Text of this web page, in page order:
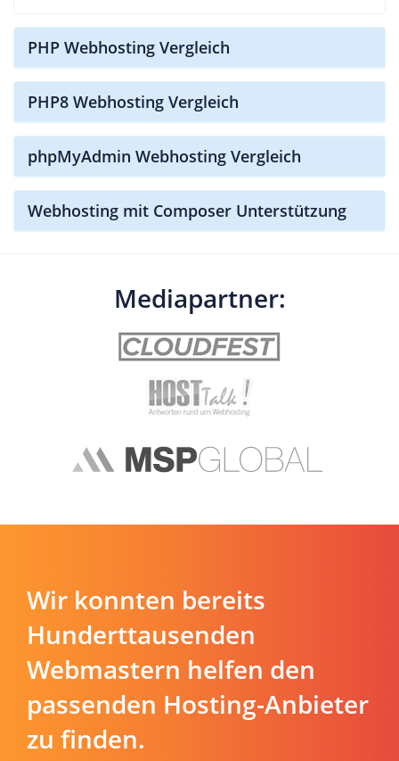
PHP Webhosting Vergleich
PHP8 Webhosting Vergleich
phpMyAdmin Webhosting Vergleich
Webhosting mit Composer Unterstützung
Mediapartner:
Wir konnten bereits
Hunderttausenden
Webmastern helfen den
passenden Hosting-Anbieter
zu finden.